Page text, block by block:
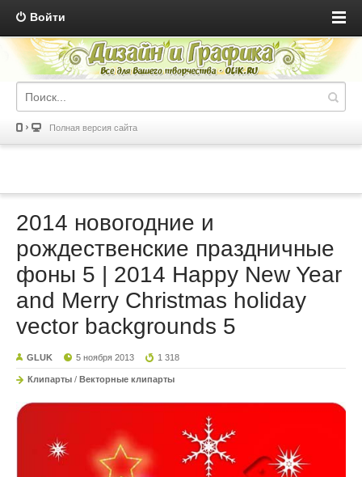
Войти
Полная версия сайта
2014 новогодние и
рождественские праздничные
фоны 5 | 2014 Happy New Year
and Merry Christmas holiday
vector backgrounds 5
GLUK 5 ноября 2013 1 318
Клипарты / Векторные клипарты